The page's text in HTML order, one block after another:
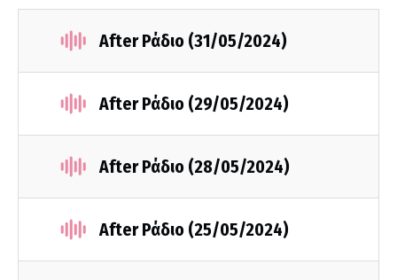
After Ράδιο (31/05/2024)
After Ράδιο (29/05/2024)
After Ράδιο (28/05/2024)
After Ράδιο (25/05/2024)